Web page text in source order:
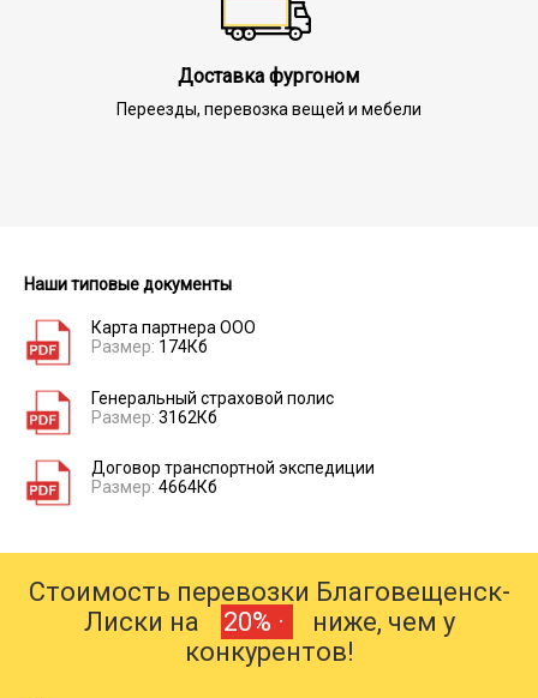
Доставка фургоном
Переезды, перевозка вещей и мебели
Наши типовые документы
Карта партнера ООО
Размер: 174Кб
Генеральный страховой полис
Размер: 3162Кб
Договор транспортной экспедиции
Размер: 4664Кб
Стоимость перевозки Благовещенск-
Лиски на
20% ·
ниже, чем у
конкурентов!